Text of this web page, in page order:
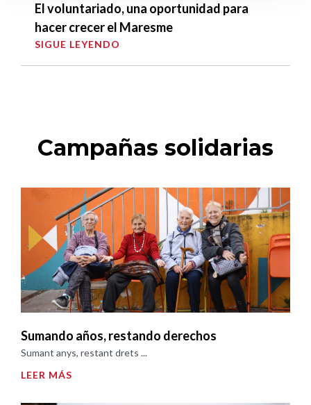
El voluntariado, una oportunidad para
hacer crecer el Maresme
SIGUE LEYENDO
Campañas solidarias
Sumando años, restando derechos
Sumant anys, restant drets ...
LEER MÁS